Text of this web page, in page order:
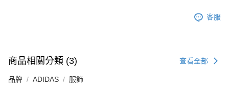
客服
商品相關分類 (3) 查看全部
品牌 ADIDAS 服飾